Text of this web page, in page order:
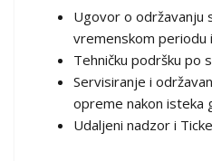
Ugovor o održavanju
vremenskom periodu
Tehničku podršku po
Servisiranje i
opreme nakon isteka
Udaljeni nadzor i